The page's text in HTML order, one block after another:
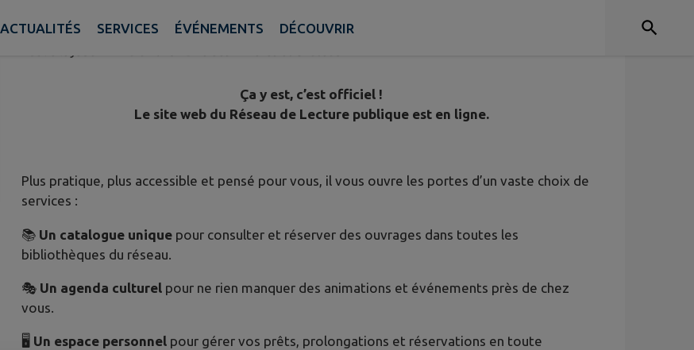
ACTUALITÉS SERVICES ÉVÉNEMENTS DÉCOUVRIR
BIBLIOTHÈQUE EN LIGNE EST DISPONIBLE !
Ça y est, c’est officiel !
Le site web du Réseau de Lecture publique est en ligne.
Plus pratique, plus accessible et pensé pour vous, il vous ouvre les portes d’un vaste choix de
services :
📚 Un catalogue unique pour consulter et réserver des ouvrages dans toutes les
bibliothèques du réseau.
🎭 Un agenda culturel pour ne rien manquer des animations et événements près de chez
vous.
🖥️ Un espace personnel pour gérer vos prêts, prolongations et réservations en toute